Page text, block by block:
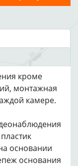
кроме
монтажная
камере.
основании
основания